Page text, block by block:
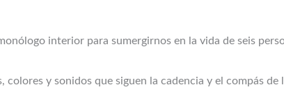
interior para sumergirnos en la vida de seis
y sonidos que siguen la cadencia y el compás de